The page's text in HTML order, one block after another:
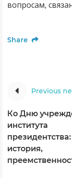
вопросам,
Share
Previous
Ко Дню
института
история,